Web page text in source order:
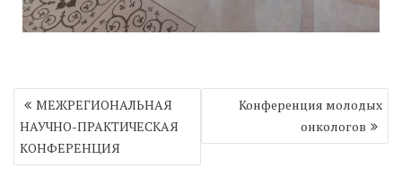
Навигация
по
записям
МЕЖРЕГИОНАЛЬНАЯ
НАУЧНО-ПРАКТИЧЕСКАЯ
КОНФЕРЕНЦИЯ
Конференция молодых
онкологов